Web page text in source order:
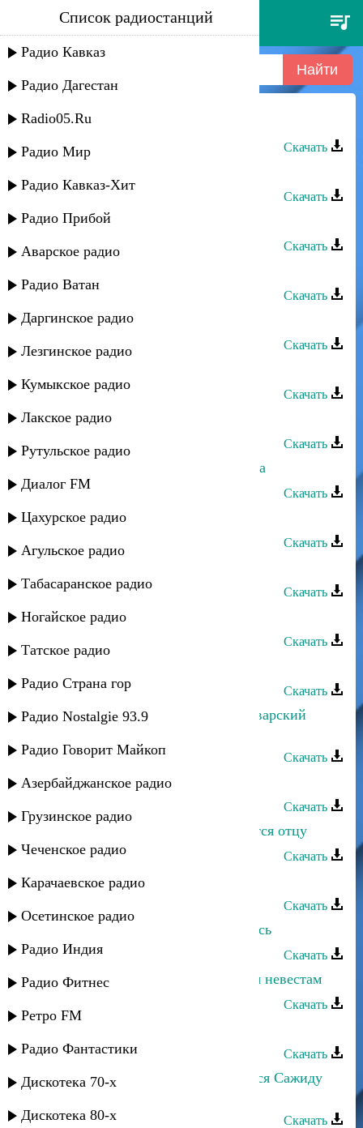
фатима - посвящается
Список радиостанций
Радио Кавказ
Радио Дагестан
Radio05.Ru
Радио Мир
Радио Кавказ-Хит
Радио Прибой
Аварское радио
Радио Ватан
Даргинское радио
Лезгинское радио
Кумыкское радио
Лакское радио
Рутульское радио
Диалог FM
Цахурское радио
Агульское радио
Табасаранское радио
Ногайское радио
Татское радио
Радио Страна гор
Радио Nostalgie 93.9
Радио Говорит Майкоп
Азербайджанское радио
Грузинское радио
Чеченское радио
Карачаевское радио
Осетинское радио
Радио Индия
Радио Фитнес
Ретро FM
Радио Фантастики
Дискотека 70-х
Дискотека 80-х
Фатима - Посвящается
Скачать
Скачать
Фатима - Медленная
Скачать
Скачать
Фатима - Как быть я не знаю
Скачать
Скачать
Диляра - Фатима
Скачать
Фатима Нурлубаева - Играй домбра
Скачать
Фатима Нурлубаева - Два я
Скачать
Скачать
Фатима Хаблиева - Алания
Скачать
Скачать
Аварец - Посвящается тебе, мой аварский
Скачать
Фатима - Бессоница
Скачать
Анисат Абдулатипова - Посвящается отцу
Скачать
Фатима - Свадебная
Скачать
Фатима Багаутдинова - Я не вернусь
Скачать
Азиз Малакурбанов - Посвящается невестам
Скачать
Ватан группа - Фатима
Скачать
Эльмира Магомедова - Посвящается Сажиду
Скачать